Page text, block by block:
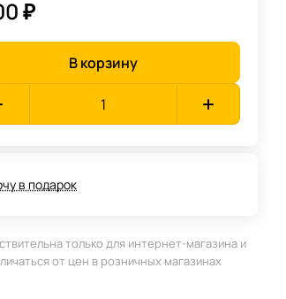
₽
В корзину
в подарок
только для интернет-магазина и
от цен в розничных магазинах